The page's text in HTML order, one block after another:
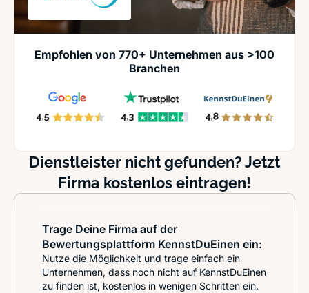
Empfohlen von 770+ Unternehmen aus >100
Branchen
Dienstleister nicht gefunden? Jetzt
Firma kostenlos eintragen!
Trage Deine Firma auf der
Bewertungsplattform KennstDuEinen ein:
Nutze die Möglichkeit und trage einfach ein
Unternehmen, dass noch nicht auf KennstDuEinen
zu finden ist, kostenlos in wenigen Schritten ein.